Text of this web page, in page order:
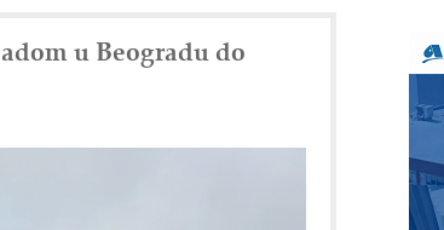
u Beogradu do